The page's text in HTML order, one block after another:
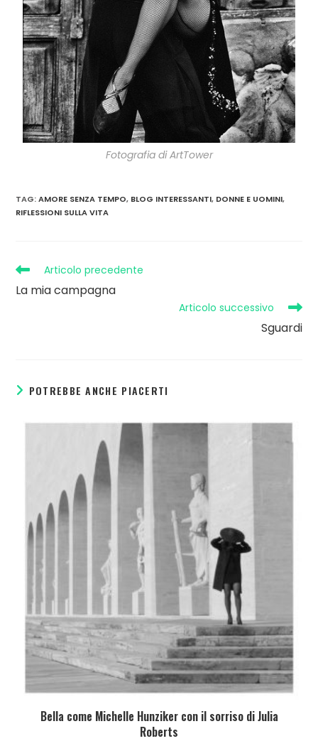
Fotografia di ArtTower
TAG:AMORE SENZA TEMPO, BLOG INTERESSANTI, DONNE E UOMINI,
RIFLESSIONI SULLA VITA
Articolo precedente
La mia campagna
Articolo successivo
Sguardi
POTREBBE ANCHE PIACERTI
Bella come Michelle Hunziker con il sorriso di Julia
Roberts